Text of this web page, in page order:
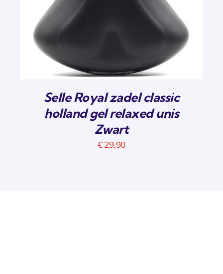
Selle Royal zadel classic
holland gel relaxed unis
Zwart
€29,90